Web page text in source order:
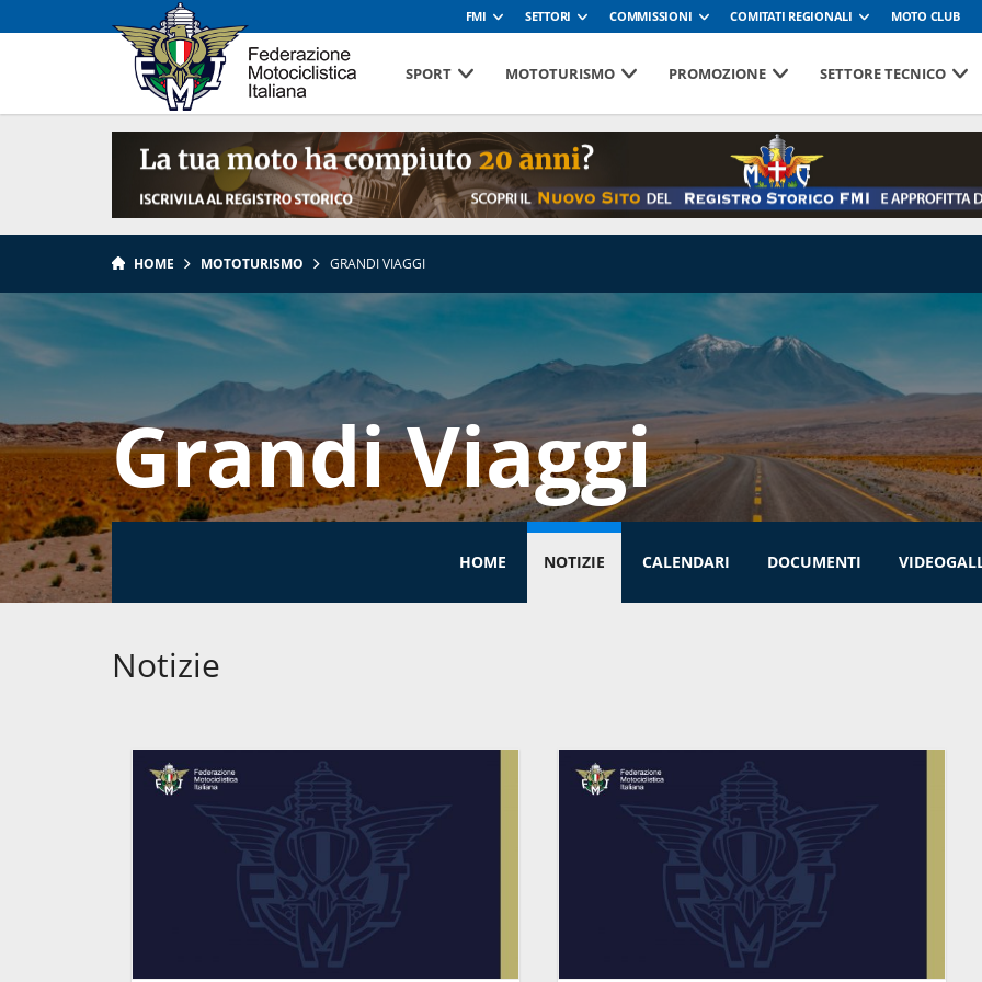
FMI SETTORI COMMISSIONI COMITATI REGIONALI MOTO CLUB
SPORT MOTOTURISMO PROMOZIONE SETTORE TECNICO
HOME MOTOTURISMO GRANDI VIAGGI
Grandi Viaggi
HOME NOTIZIE CALENDARI DOCUMENTI
Notizie